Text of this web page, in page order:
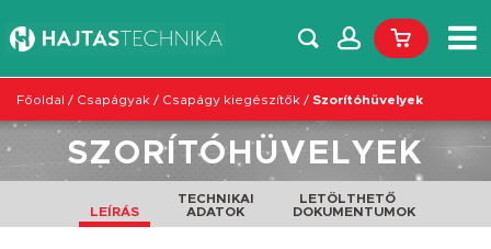
Főoldal / Csapágyak / Csapágy kiegészítők / Szorítóhüvelyek
SZORÍTÓHÜVELYEK
LEÍRÁS
TECHNIKAI
ADATOK
LETÖLTHETŐ
DOKUMENTUMOK